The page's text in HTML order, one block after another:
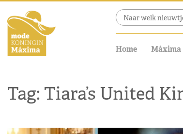
Home Máxima
Tag: Tiara’s United